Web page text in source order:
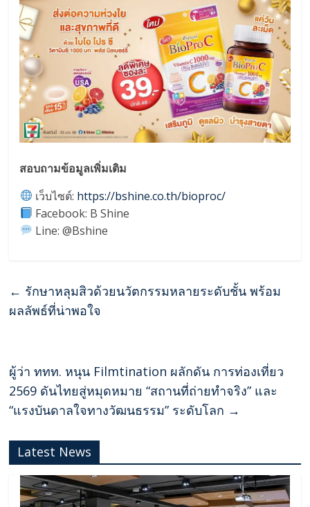
สอบถามข้อมูลเพิ่มเติม
เว็บไซต์: https://bshine.co.th/bioproc/
Facebook: B Shine
Line: @Bshine
← รักษาหลุมสิวด้วยนวัตกรรมหลายระดับชั้น พร้อม
ผลลัพธ์ที่น่าพอใจ
ผู้ว่า ททท. หนุน Filmtination ผลักดัน การท่องเที่ยว
2569 ดันไทยสู่หมุดหมาย “สถานที่ถ่ายทำจริง” และ
“แรงบันดาลใจทางวัฒนธรรม” ระดับโลก →
Latest News